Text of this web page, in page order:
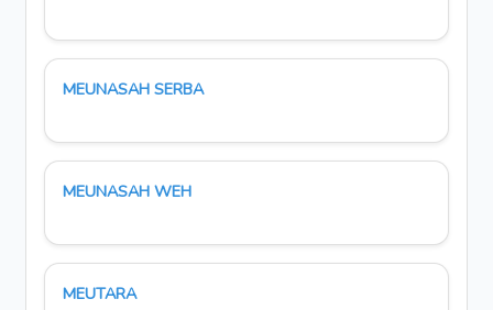
MEUNASAH SERBA
MEUNASAH WEH
MEUTARA